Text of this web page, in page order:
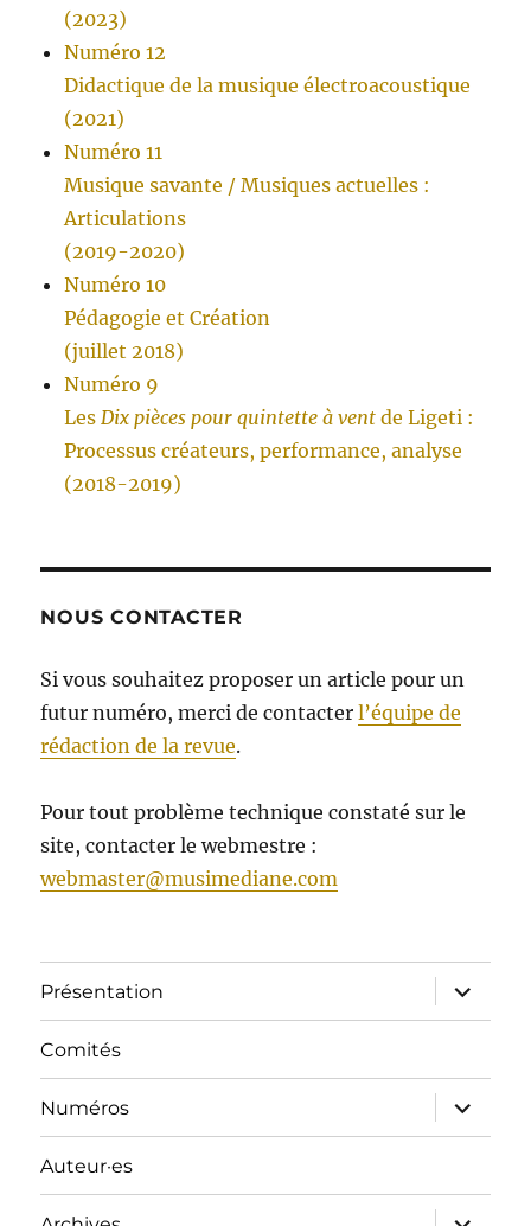
(2023)
Numéro 12
Didactique de la musique électroacoustique
(2021)
Numéro 11
Musique savante / Musiques actuelles :
Articulations
(2019-2020)
Numéro 10
Pédagogie et Création
(juillet 2018)
Numéro 9
LesDix pièces pour quintette à vent de Ligeti :
Processus créateurs, performance, analyse
(2018-2019)
NOUS CONTACTER
Si vous souhaitez proposer un article pour un
futur numéro, merci de contacterl’équipe de
rédaction de la revue.
Pour tout problème technique constaté sur le
site, contacter le webmestre :
webmaster@musimediane.com
Présentation
ouvrir
le
sous-
Comités
Numéros
ouvrir
le
sous-
Auteur·es
ouvrir